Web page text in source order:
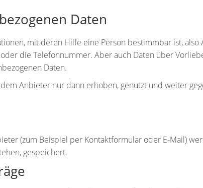
Daten
mit deren Hilfe eine Person bestimmbar ist,
die Telefonnummer. Aber auch Daten über
Daten.
Anbieter nur dann erhoben, genutzt und weiter
(zum Beispiel per Kontaktformular oder E-Mail)
gespeichert.